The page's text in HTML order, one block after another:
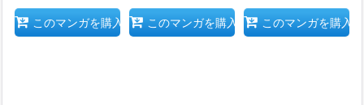
このマンガを購入 このマンガを購入 このマンガを購入